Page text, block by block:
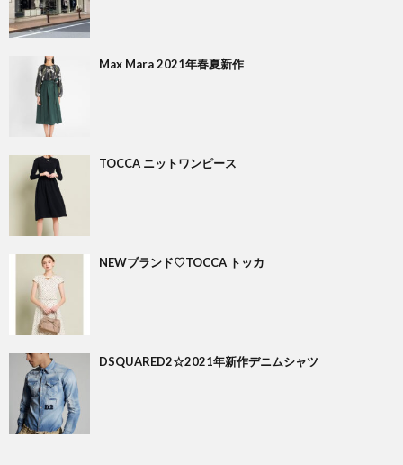
Max Mara 2021年春夏新作
TOCCA ニットワンピース
NEWブランド♡TOCCA トッカ
DSQUARED2☆2021年新作デニムシャツ